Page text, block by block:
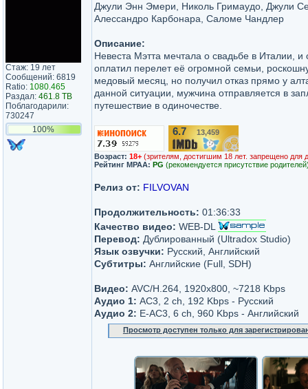
Стаж: 19 лет
Сообщений: 6819
Ratio: 1080.465
Раздал: 461.8 TB
Поблагодарили:
730247
100%
Джули Энн Эмери, Николь Гримаудо, Джули
Алессандро Карбонара, Саломе Чандлер
Описание:
Невеста Мэтта мечтала о свадьбе в Италии, и
оплатил перелет её огромной семьи,
медовый месяц, но получил отказ прямо у
данной ситуации, мужчина отправляется в
путешествие в одиночестве.
6.7 13,459
Возраст: 18+ (зрителям, достигшим 18 лет. запрещено для
Рейтинг MPAA: PG (рекомендуется присутствие
Релиз от: FILVOVAN
Продолжительность: 01:36:33
Качество видео: WEB-DL
Перевод: Дублированный (Ultradox Studio)
Язык озвучки: Русский, Английский
Субтитры: Английские (Full, SDH)
Видео: AVC/H.264, 1920x800, ~7218 Kbps
Аудио 1: AC3, 2 ch, 192 Kbps - Русский
Аудио 2: E-AC3, 6 ch, 960 Kbps - Английский
Просмотр доступен только для